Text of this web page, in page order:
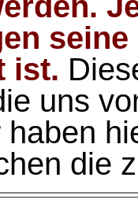
ist.
uns
die